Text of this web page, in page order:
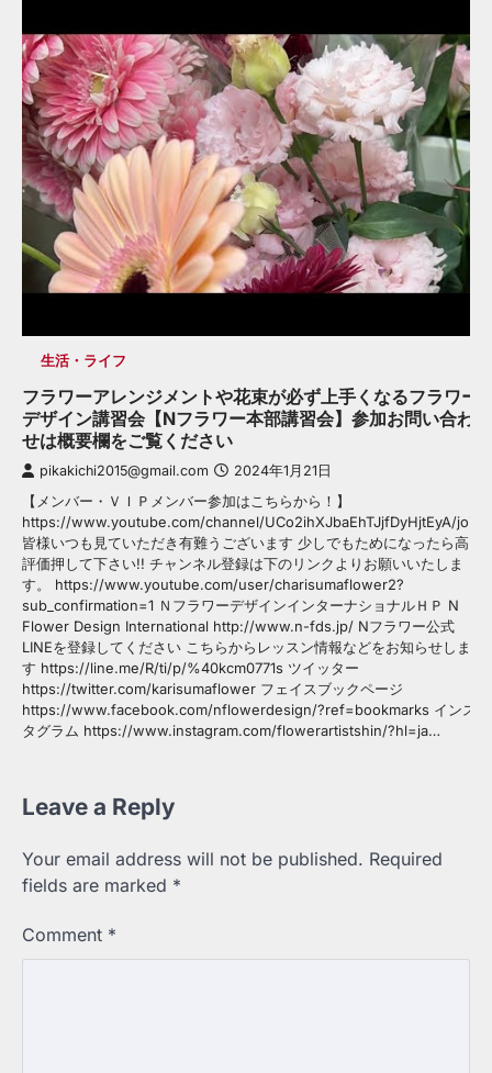
生活・ライフ
フラワーアレンジメントや花束が必ず上手くなるフラワー
デザイン講習会【Nフラワー本部講習会】参加お問い合わ
せは概要欄をご覧ください
pikakichi2015@gmail.com 2024年1月21日
【メンバー・ＶＩＰメンバー参加はこちらから！】
https://www.youtube.com/channel/UCo2ihXJbaEhTJjfDyHjtEyA/join
皆様いつも見ていただき有難うございます 少しでもためになったら高
評価押して下さい!! チャンネル登録は下のリンクよりお願いいたしま
す。 https://www.youtube.com/user/charisumaflower2?
sub_confirmation=1 ＮフラワーデザインインターナショナルＨＰ N
Flower Design International http://www.n-fds.jp/ Nフラワー公式
LINEを登録してください こちらからレッスン情報などをお知らせしま
す https://line.me/R/ti/p/%40kcm0771s ツイッター
https://twitter.com/karisumaflower フェイスブックページ
https://www.facebook.com/nflowerdesign/?ref=bookmarks インス
タグラム https://www.instagram.com/flowerartistshin/?hl=ja…
Leave a Reply
Your email address will not be published. Required
fields are marked *
Comment *